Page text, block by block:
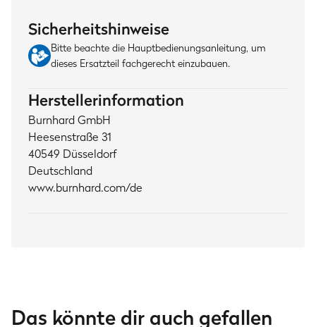
Sicherheitshinweise
Bitte beachte die Hauptbedienungsanleitung, um
dieses Ersatzteil fachgerecht einzubauen.
Herstellerinformation
Burnhard GmbH
Heesenstraße 31
40549 Düsseldorf
Deutschland
www.burnhard.com/de
Das könnte dir auch gefallen